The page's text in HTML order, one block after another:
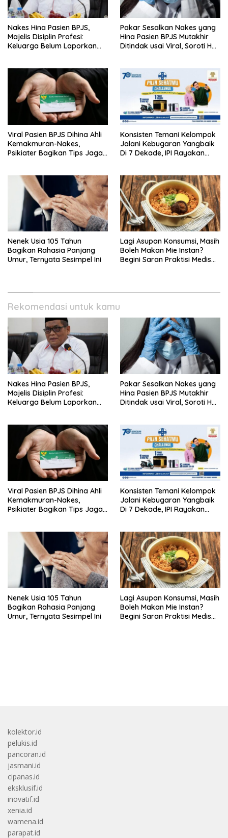
Nakes Hina Pasien BPJS,
Majelis Disiplin Profesi:
Keluarga Belum Laporkan
Pakar Sesalkan Nakes yang
Hina Pasien BPJS Mutakhir
Ditindak usai Viral, Soroti Hal
Viral Pasien BPJS Dihina Ahli
Kemakmuran-Nakes,
Psikiater Bagikan Tips Jaga
Konsisten Temani Kelompok
Jalani Kebugaran Yangbaik
Di 7 Dekade, IPI Rayakan
Nenek Usia 105 Tahun
Bagikan Rahasia Panjang
Umur, Ternyata Sesimpel Ini
Lagi Asupan Konsumsi, Masih
Boleh Makan Mie Instan?
Begini Saran Praktisi Medis
Rekomendasi untuk kamu
Nakes Hina Pasien BPJS,
Majelis Disiplin Profesi:
Keluarga Belum Laporkan
Pakar Sesalkan Nakes yang
Hina Pasien BPJS Mutakhir
Ditindak usai Viral, Soroti Hal
Viral Pasien BPJS Dihina Ahli
Kemakmuran-Nakes,
Psikiater Bagikan Tips Jaga
Konsisten Temani Kelompok
Jalani Kebugaran Yangbaik
Di 7 Dekade, IPI Rayakan
Nenek Usia 105 Tahun
Bagikan Rahasia Panjang
Umur, Ternyata Sesimpel Ini
Lagi Asupan Konsumsi, Masih
Boleh Makan Mie Instan?
Begini Saran Praktisi Medis
kolektor.id
pelukis.id
pancoran.id
jasmani.id
cipanas.id
eksklusif.id
inovatif.id
xenia.id
wamena.id
parapat.id